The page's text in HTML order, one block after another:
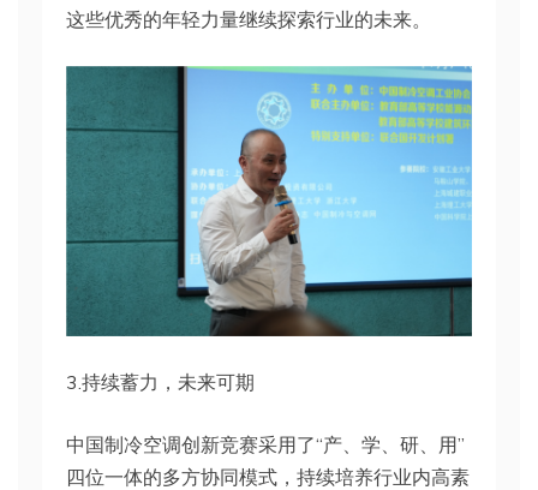
这些优秀的年轻力量继续探索行业的未来。
3.持续蓄力，未来可期
中国制冷空调创新竞赛采用了“产、学、研、用”
四位一体的多方协同模式，持续培养行业内高素